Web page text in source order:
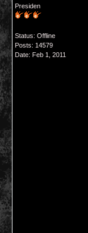
Presiden
Status: Offline
Posts: 14579
Date: Feb 1, 2011